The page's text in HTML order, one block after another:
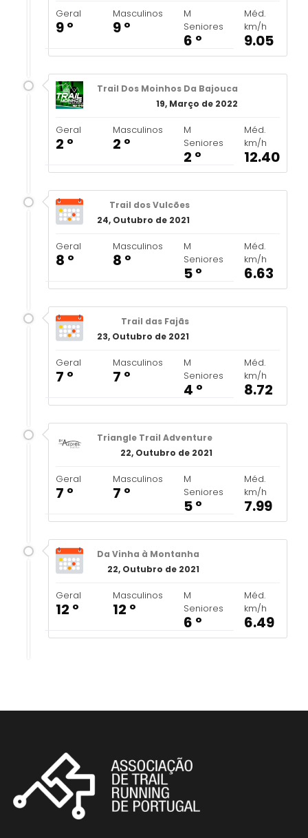
Geral
9 º
Masculinos
9 º
M
Seniores
6 º
Méd.
km/h
9.05
Trail Dos Moinhos Da Bajouca
19, Março de 2022
Geral
2 º
Masculinos
2 º
M
Seniores
2 º
Méd.
km/h
12.40
Trail dos Vulcões
24, Outubro de 2021
Geral
8 º
Masculinos
8 º
M
Seniores
5 º
Méd.
km/h
6.63
Trail das Fajãs
23, Outubro de 2021
Geral
7 º
Masculinos
7 º
M
Seniores
4 º
Méd.
km/h
8.72
Triangle Trail Adventure
22, Outubro de 2021
Geral
7 º
Masculinos
7 º
M
Seniores
5 º
Méd.
km/h
7.99
Da Vinha à Montanha
22, Outubro de 2021
Geral
12 º
Masculinos
12 º
M
Seniores
6 º
Méd.
km/h
6.49